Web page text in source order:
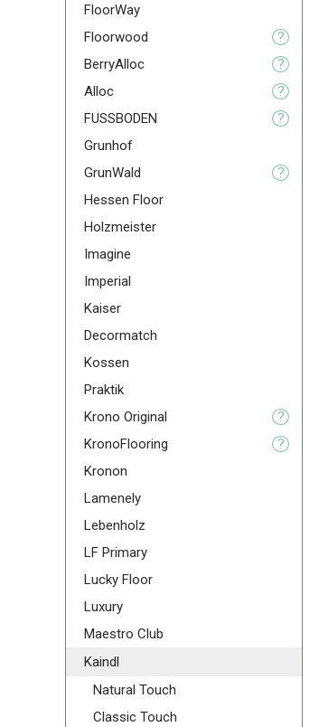
FloorWay
Floorwood
?
BerryAlloc
?
Alloc
?
FUSSBODEN
?
Grunhof
GrunWald
?
Hessen Floor
Holzmeister
Imagine
Imperial
Kaiser
Decormatch
Kossen
Praktik
Krono Original
?
KronoFlooring
?
Kronon
Lamenely
Lebenholz
LF Primary
Lucky Floor
Luxury
Maestro Club
Kaindl
Natural Touch
Classic Touch